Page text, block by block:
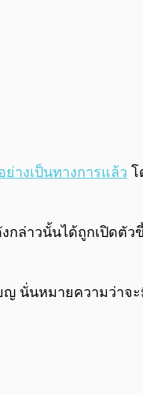
ย่างเป็นทางการแล้ว โ
กล่าวนั้นได้ถูกเปิดตั
นั่นหมายความว่าจ